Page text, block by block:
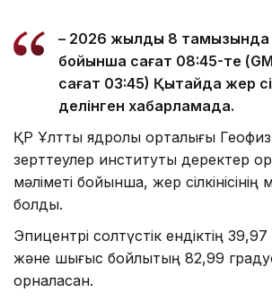
– 2026 жылдың 8
бойынша сағат 08:45-те
сағат 03:45) Қытайда жер
делінген хабарламада.
ҚР Ұлттық ядролық орталығы
зерттеулер институты деректер
мәліметі бойынша, жер
болды.
Эпицентрі солтүстік ендіктің
және шығыс бойлықтың 82,99
орналасқан.